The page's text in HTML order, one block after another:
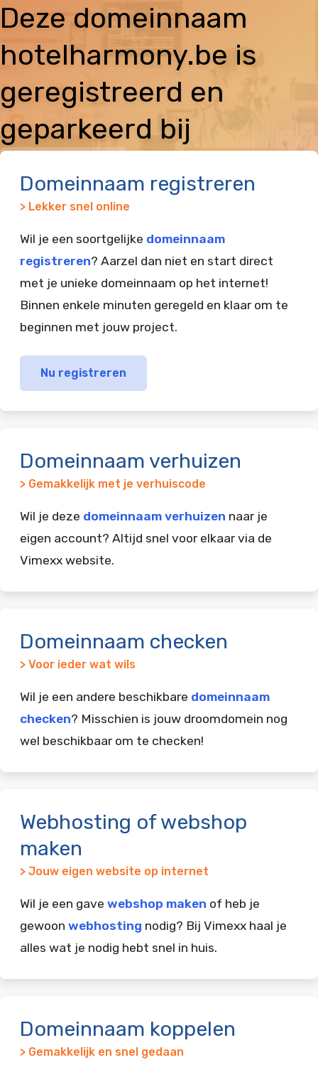
Deze domeinnaam
hotelharmony.be is
geregistreerd en
geparkeerd bij
Domeinnaam registreren
> Lekker snel online
Wil je een soortgelijke domeinnaam
registreren? Aarzel dan niet en start direct
met je unieke domeinnaam op het internet!
Binnen enkele minuten geregeld en klaar om te
beginnen met jouw project.
Nu registreren
Domeinnaam verhuizen
> Gemakkelijk met je verhuiscode
Wil je deze domeinnaam verhuizen naar je
eigen account? Altijd snel voor elkaar via de
Vimexx website.
Domeinnaam checken
> Voor ieder wat wils
Wil je een andere beschikbare domeinnaam
checken? Misschien is jouw droomdomein nog
wel beschikbaar om te checken!
Webhosting of webshop
maken
> Jouw eigen website op internet
Wil je een gave webshop maken of heb je
gewoon webhosting nodig? Bij Vimexx haal je
alles wat je nodig hebt snel in huis.
Domeinnaam koppelen
> Gemakkelijk en snel gedaan